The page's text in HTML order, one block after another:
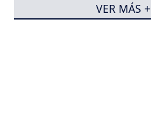
VER MÁS +